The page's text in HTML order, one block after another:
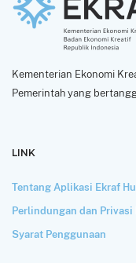
Kementerian Ekonomi
Pemerintah yang
LINK
Tentang Aplikasi Ekraf
Perlindungan dan Privasi
Syarat Penggunaan